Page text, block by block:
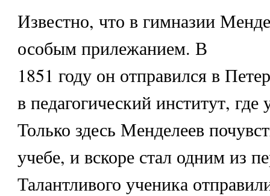
Известно, что в гимназии
особым прилежанием. В
1851 году он отправился в
в педагогический институт, где
Только здесь Менделеев
учебе, и вскоре стал одним из
Талантливого ученика